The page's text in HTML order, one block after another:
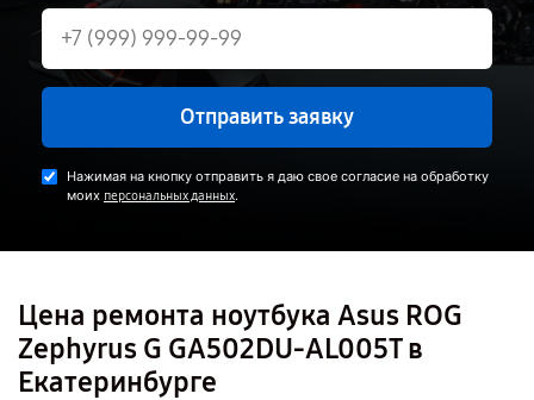
Отправить заявку
Нажимая на кнопку отправить я даю свое согласие на обработку
моих персональных данных.
Цена ремонта ноутбука Asus ROG
Zephyrus G GA502DU-AL005T в
Екатеринбурге